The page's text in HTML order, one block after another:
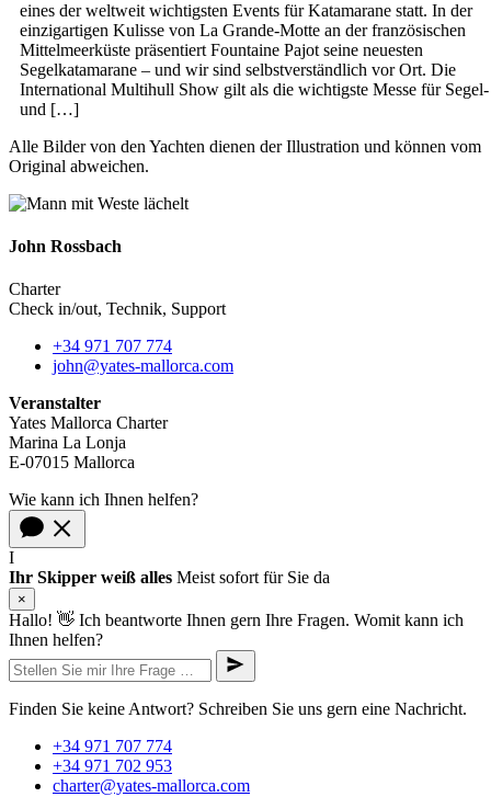
eines der weltweit wichtigsten Events für Katamarane statt. In der
einzigartigen Kulisse von La Grande-Motte an der französischen
Mittelmeerküste präsentiert Fountaine Pajot seine neuesten
Segelkatamarane – und wir sind selbstverständlich vor Ort. Die
International Multihull Show gilt als die wichtigste Messe für Segel-
und […]
Alle Bilder von den Yachten dienen der Illustration und können vom
Original abweichen.
John Rossbach
Charter
Check in/out, Technik, Support
+34 971 707 774
john@yates-mallorca.com
Veranstalter
Yates Mallorca Charter
Marina La Lonja
E-07015 Mallorca
Wie kann ich Ihnen helfen?
I
Ihr Skipper weiß alles Meist sofort für Sie da
×
Hallo! 👋 Ich beantworte Ihnen gern Ihre Fragen. Womit kann ich
Ihnen helfen?
Finden Sie keine Antwort? Schreiben Sie uns gern eine Nachricht.
+34 971 707 774
+34 971 702 953
charter@yates-mallorca.com